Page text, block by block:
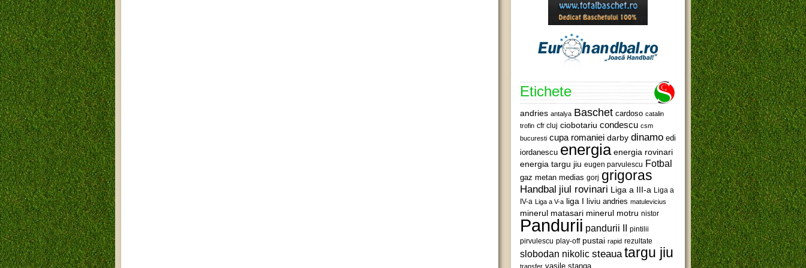
Etichete
andries antalya Baschet cardoso catalin
trofin cfr cluj ciobotariu condescu csm
bucuresti cupa romaniei darby dinamo edi
iordanescu energia energia rovinari
energia targu jiu eugen parvulescu Fotbal
gaz metan medias gorj grigoras
Handbal jiul rovinari Liga a III-a Liga a
IV-a Liga a V-a liga I liviu andries matulevicius
minerul matasari minerul motru nistor
Pandurii pandurii II pintilii
pirvulescu play-off pustai rapid rezultate
slobodan nikolic steaua targu jiu
transfer vasile stanga